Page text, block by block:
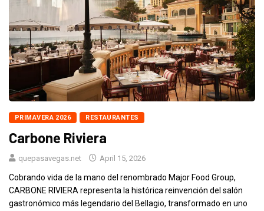
PRIMAVERA 2026 RESTAURANTES
Carbone Riviera
quepasavegas.net April 15, 2026
Cobrando vida de la mano del renombrado Major Food Group,
CARBONE RIVIERA representa la histórica reinvención del salón
gastronómico más legendario del Bellagio, transformado en uno